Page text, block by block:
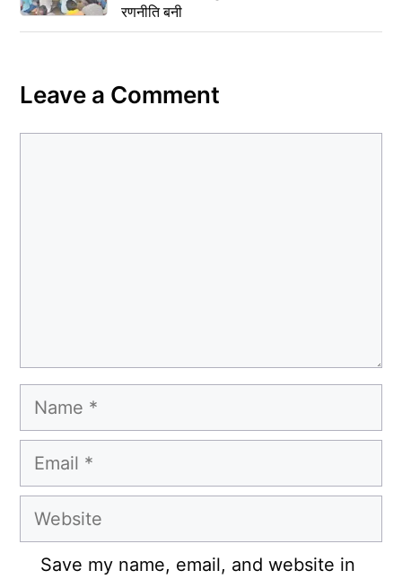
रणनीति बनी
Leave a Comment
Name
Email
Website
Save my name, email, and website in